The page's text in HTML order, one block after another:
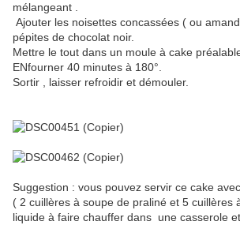
mélangeant .
Ajouter les noisettes concassées ( ou
pépites de chocolat noir.
Mettre le tout dans un moule à cake
ENfourner 40 minutes à 180°.
Sortir , laisser refroidir et démouler.
Suggestion : vous pouvez servir ce cake
( 2 cuillères à soupe de praliné et 5 cuillères
liquide à faire chauffer dans une casserole